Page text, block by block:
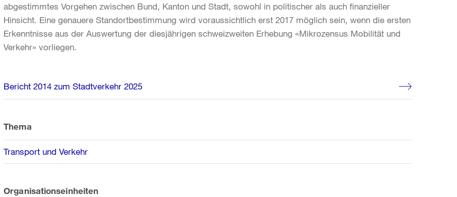
abgestimmtes Vorgehen zwischen Bund, Kanton und Stadt, sowohl in politischer als auch finanzieller
Hinsicht. Eine genauere Standortbestimmung wird voraussichtlich erst 2017 möglich sein, wenn die ersten
Erkenntnisse aus der Auswertung der diesjährigen schweizweiten Erhebung «Mikrozensus Mobilität und
Verkehr» vorliegen.
Weitere
Informationen
Bericht 2014 zum Stadtverkehr 2025
Thema
Transport und Verkehr
Organisationseinheiten